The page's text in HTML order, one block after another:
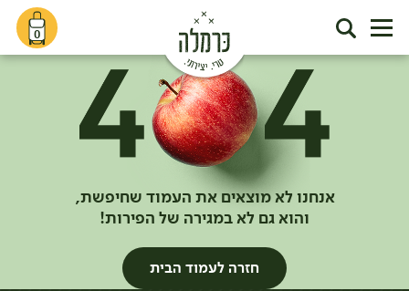
0
אנחנו לא מוצאים את העמוד שחיפשת,
והוא גם לא במגירה של הפירות!
חזרה לעמוד הבית